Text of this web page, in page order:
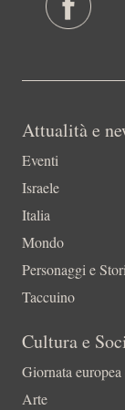
Attualità e
Eventi
Israele
Italia
Mondo
Personaggi e
Taccuino
Cultura e
Giornata
Arte